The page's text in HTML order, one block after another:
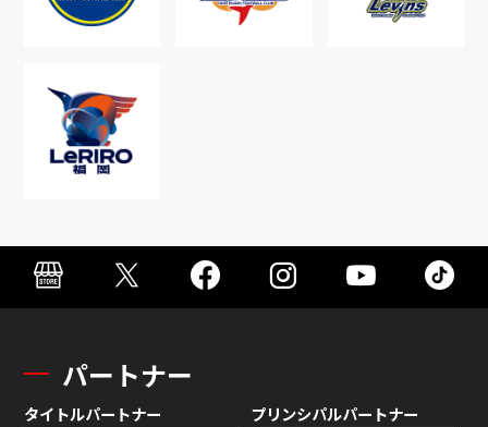
パートナー
タイトルパートナー プリンシパルパートナー